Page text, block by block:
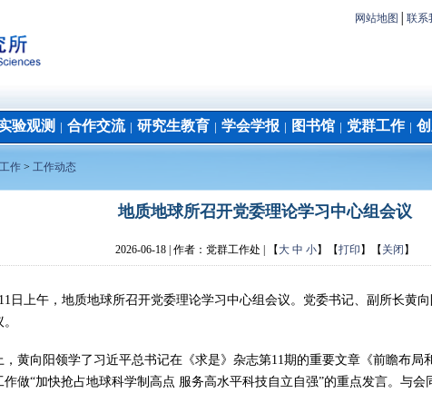
网站地图 联系
验观测 合作交流│ 研究生教育 学会学报 图书馆 党群工作│
作 > 工作动态
地质地球所召开党委理论学习中心组会议
2026-06-18 | 作者： 党群工作处 | 【 大 中 小】【打印 】【 关闭 】
日上午，地质地球所召开党委理论学习中心组会议。党委书记、副所长黄
，黄向阳领学了习近平总书记在《求是》杂志第11期的重要文章《前瞻布局
作做“加快抢占地球科学制高点 服务高水平科技自立自强”的重点发言。与会